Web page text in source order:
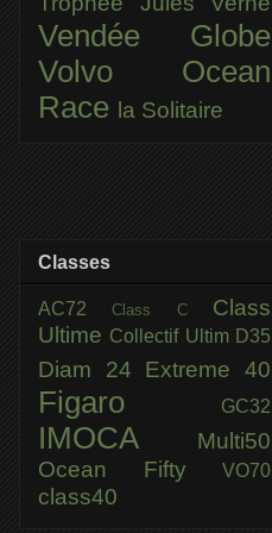
Vendée Globe
Volvo Ocean
Race la Solitaire
Classes
AC72Class C Class
Ultime Collectif Ultim D35
Diam 24 Extreme 40
Figaro GC32
IMOCA
Multi50
Ocean Fifty
VO70
class40